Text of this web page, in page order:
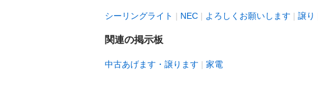
シーリングライト NEC よろしくお願いします 譲り
関連の掲示板
中古あげます・譲ります 家電